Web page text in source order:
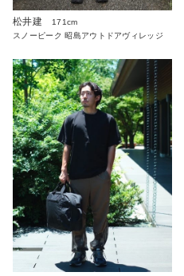
松井建
171cm
スノーピーク 昭島アウトドアヴィレッジ